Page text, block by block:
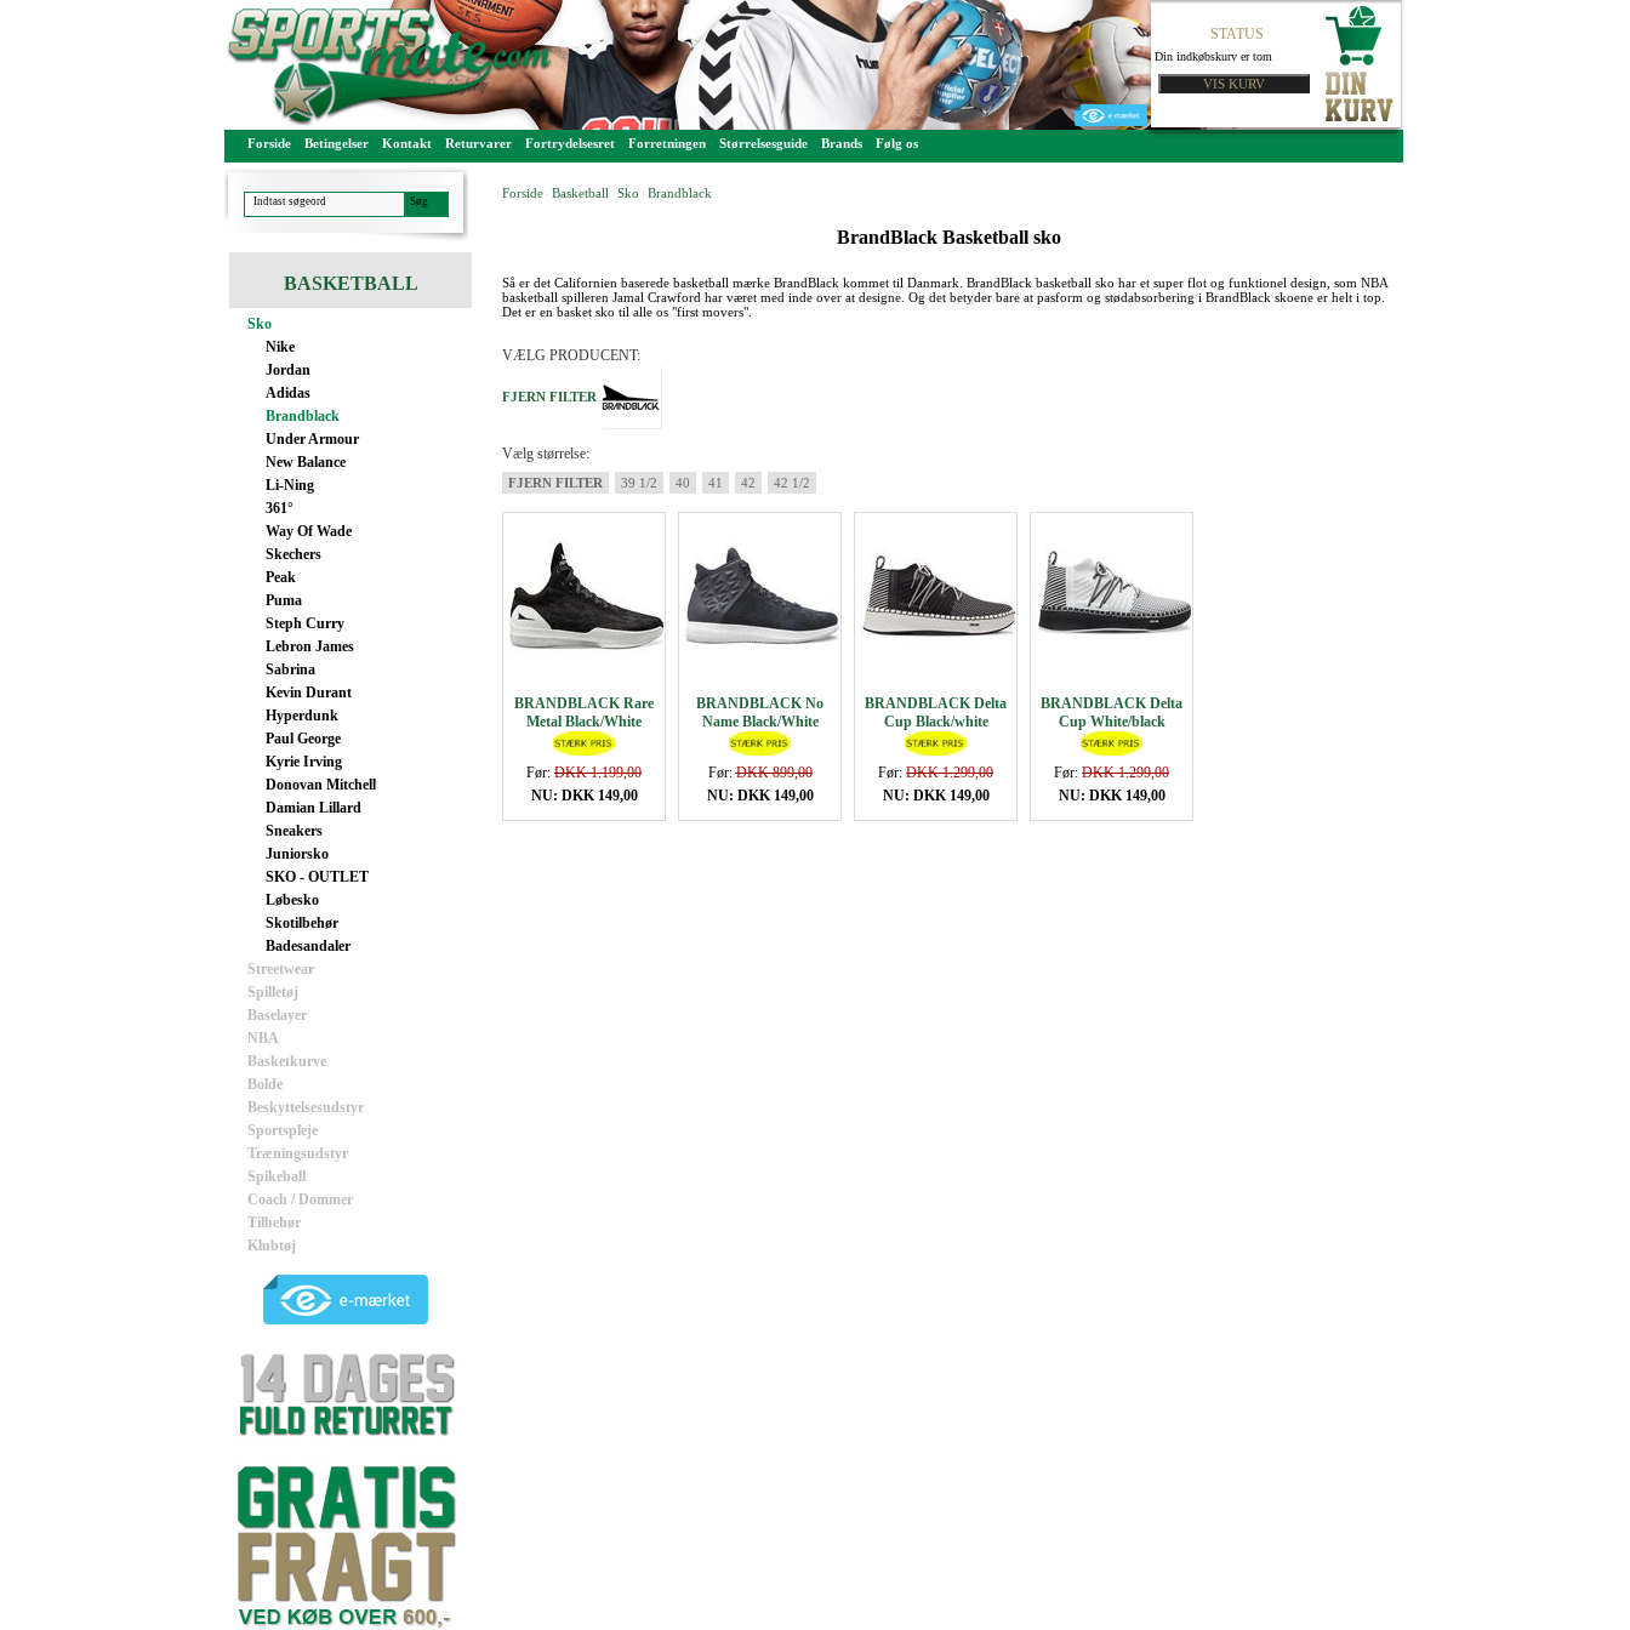
STATUS
Din indkøbskurv er tom
Forside Betingelser Kontakt Returvarer Fortrydelsesret Forretningen Størrelsesguide Brands Følg os
BASKETBALL
Sko
Nike
Jordan
Adidas
Brandblack
Under Armour
New Balance
Li-Ning
361°
Way Of Wade
Skechers
Peak
Puma
Steph Curry
Lebron James
Sabrina
Kevin Durant
Hyperdunk
Paul George
Kyrie Irving
Donovan Mitchell
Damian Lillard
Sneakers
Juniorsko
SKO - OUTLET
Løbesko
Skotilbehør
Badesandaler
Streetwear
Spilletøj
Baselayer
NBA
Basketkurve
Bolde
Beskyttelsesudstyr
Sportspleje
Træningsudstyr
Spikeball
Coach / Dommer
Tilbehør
Klubtøj
Forside Basketball Sko Brandblack
BrandBlack Basketball sko
Så er det Californien baserede basketball mærke BrandBlack kommet til Danmark. BrandBlack basketball sko har et super flot og funktionel design, som NBA
basketball spilleren Jamal Crawford har været med inde over at designe. Og det betyder bare at pasform og stødabsorbering i BrandBlack skoene er helt i top.
Det er en basket sko til alle os "first movers".
VÆLG PRODUCENT:
FJERN FILTER
Vælg størrelse:
FJERN FILTER 39 1/2 40 41 42 42 1/2
BRANDBLACK Rare
Metal Black/White
Før: DKK 1.199,00
NU: DKK 149,00
BRANDBLACK No
Name Black/White
Før:DKK 899,00
NU: DKK 149,00
BRANDBLACK Delta
Cup Black/white
Før: DKK 1.299,00
NU: DKK 149,00
BRANDBLACK Delta
Cup White/black
Før: DKK 1.299,00
NU: DKK 149,00